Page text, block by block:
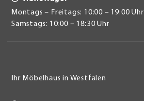
Montags – Freitags: 10:00 – 19:00 Uhr
Samstags: 10:00 – 18:30 Uhr
Ihr Möbelhaus in Westfalen